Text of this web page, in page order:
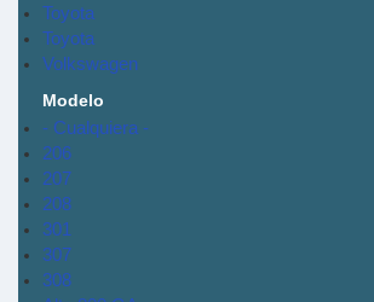
Toyota
Toyota
Volkswagen
Modelo
- Cualquiera -
206
207
208
301
307
308